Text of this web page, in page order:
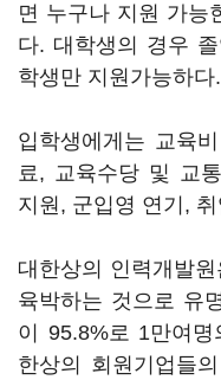
면 누구나 지원 가능
다. 대학생의 경우
학생만 지원가능하다.
입학생에게는 교육
료, 교육수당 및 교
지원, 군입영 연기,
대한상의 인력개발
육박하는 것으로 유
이 95.8%로 1만여
한상의 회원기업들